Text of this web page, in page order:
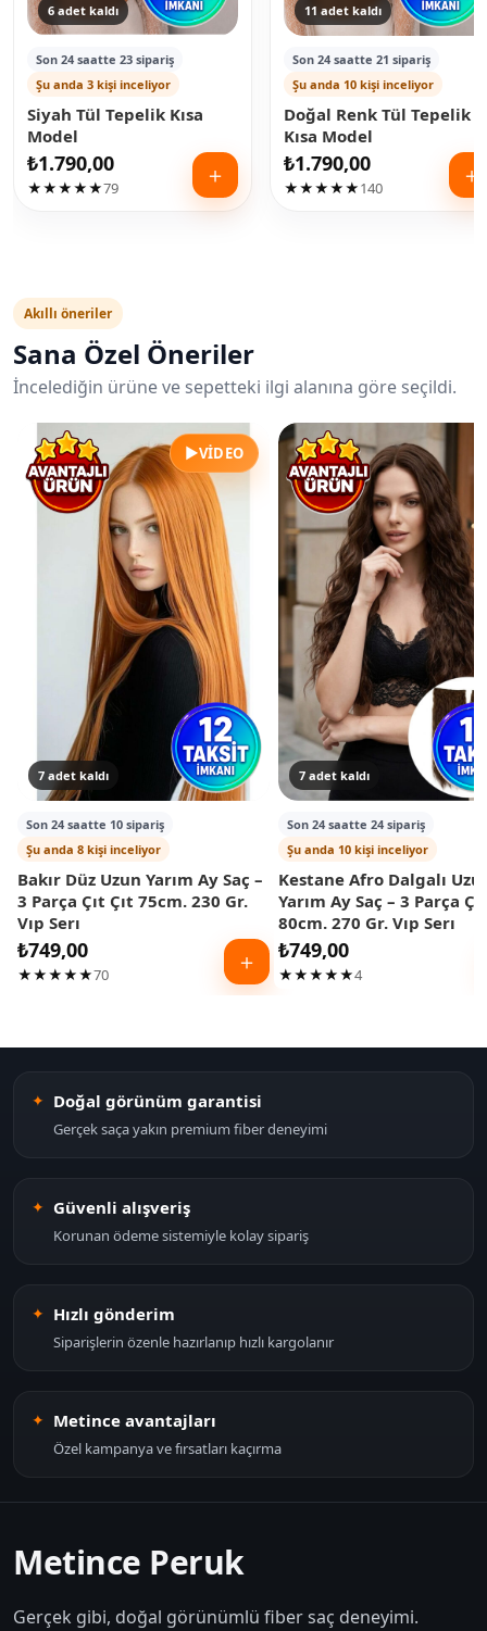
6 adet kaldı
Son 24 saatte 23 sipariş
Şu anda 3 kişi inceliyor
Siyah Tül Tepelik Kısa
Model
₺1.790,00
★★★★★79 ＋
11 adet kaldı
Son 24 saatte 21 sipariş
Şu anda 10 kişi inceliyor
Doğal Renk Tül Tepelik
Kısa Model
₺1.790,00
★★★★★140 ＋
Akıllı öneriler
Sana Özel Öneriler
İncelediğin ürüne ve sepetteki ilgi alanına göre seçildi.
7 adet kaldı
▶VIDEO
Son 24 saatte 10 sipariş
Şu anda 8 kişi inceliyor
Bakır Düz Uzun Yarım Ay Saç –
3 Parça Çıt Çıt 75cm. 230 Gr.
Vıp Serı
₺749,00
★★★★★70 ＋
7 adet kaldı
Son 24 saatte 24 sipariş
Şu anda 10 kişi inceliyor
Kestane Afro Dalgalı
Yarım Ay Saç – 3 Parça
80cm. 270 Gr. Vıp Serı
₺749,00
★★★★★4
Doğal görünüm garantisi
Gerçek saça yakın premium fiber deneyimi
Güvenli alışveriş
Korunan ödeme sistemiyle kolay sipariş
Hızlı gönderim
Siparişlerin özenle hazırlanıp hızlı kargolanır
Metince avantajları
Özel kampanya ve fırsatları kaçırma
Metince Peruk
Gerçek gibi, doğal görünümlü fiber saç deneyimi.